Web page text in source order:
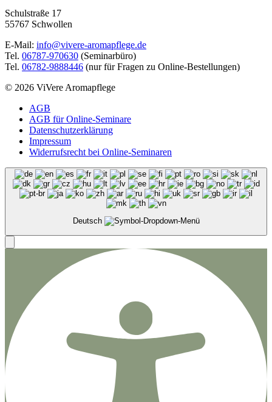
Schulstraße 17
55767 Schwollen
E-Mail: info@vivere-aromapflege.de
Tel. 06787-970630 (Seminarbüro)
Tel. 06782-9888446 (nur für Fragen zu Online-Bestellungen)
© 2026 ViVere Aromapflege
AGB
AGB für Online-Seminare
Datenschutzerklärung
Impressum
Widerrufsrecht bei Online-Seminaren
Deutsch